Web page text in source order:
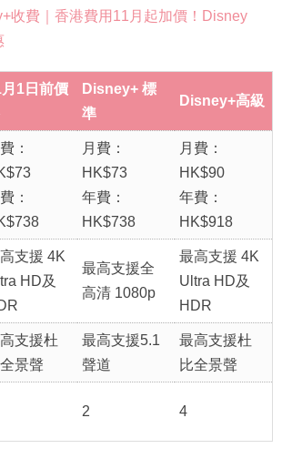
收費｜香港費用11月起加價！Disney
1日前價
Disney+ 標
準
Disney+高級
：
：
月費：
HK$73
年費：
HK$738
月費：
HK$90
年費：
HK$918
支援 4K
HD及
最高支援全
高清 1080p
最高支援 4K
Ultra HD及
HDR
支援杜
景聲
最高支援5.1
聲道
最高支援杜
比全景聲
2 4